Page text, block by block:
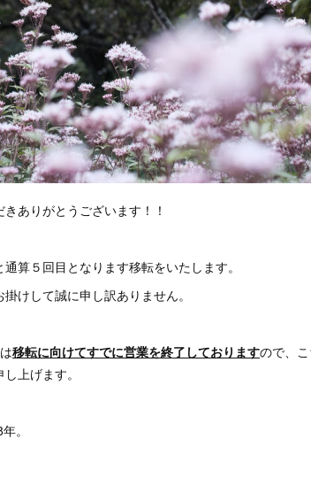
ありがとうございます！！
算５回目となります移転をいたします。
けして誠に申し訳ありません。
移転に向けてすでに営業を終了しておりますので、
上げます。
。